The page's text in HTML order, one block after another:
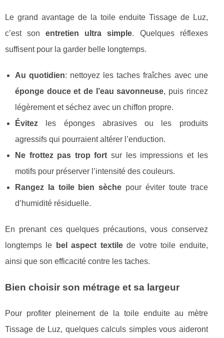
Le grand avantage de la toile enduite Tissage de Luz,
c’est sonentretien ultra simple. Quelques réflexes
suffisent pour la garder belle longtemps.
Au quotidien: nettoyez les taches fraîches avec une
éponge douce et de l’eau savonneuse, puis rincez
légèrement et séchez avec un chiffon propre.
Évitez les éponges abrasives ou les produits
agressifs qui pourraient altérer l’enduction.
Ne frottez pas trop fort sur les impressions et les
motifs pour préserver l’intensité des couleurs.
Rangez la toile bien sèche pour éviter toute trace
d’humidité résiduelle.
En prenant ces quelques précautions, vous conservez
longtemps le
bel aspect textilede votre toile enduite,
ainsi que son efficacité contre les taches.
Bien choisir son métrage et sa largeur
Pour profiter pleinement de la toile enduite au mètre
Tissage de Luz, quelques calculs simples vous aideront